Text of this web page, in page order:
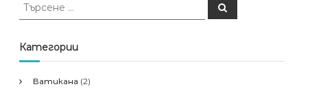
с
е
е
Т
ъ
е
Категории
Ватикана (2)